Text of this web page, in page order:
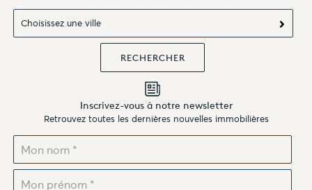
Choisissez une ville
Inscrivez-vous à notre newsletter
Retrouvez toutes les dernières nouvelles immobilières